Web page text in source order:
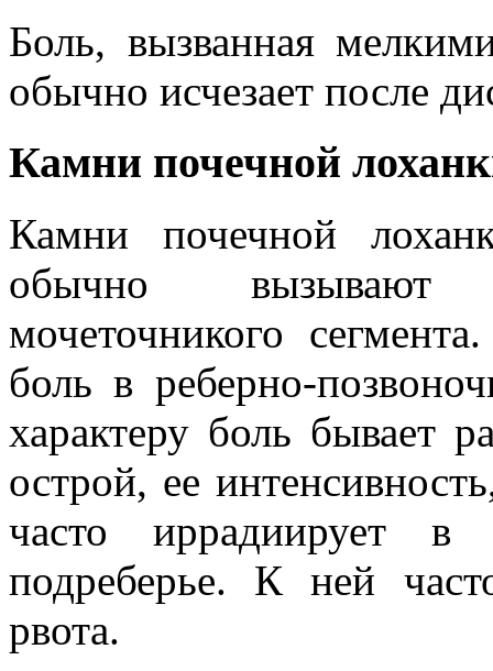
Боль, вызванная
обычно исчезает после
Камни почечной
Камни почечной
обычно вызывают
мочеточникого
боль в реберно-
характеру боль бывает
острой, ее
часто иррадиирует
подреберье. К ней
рвота.